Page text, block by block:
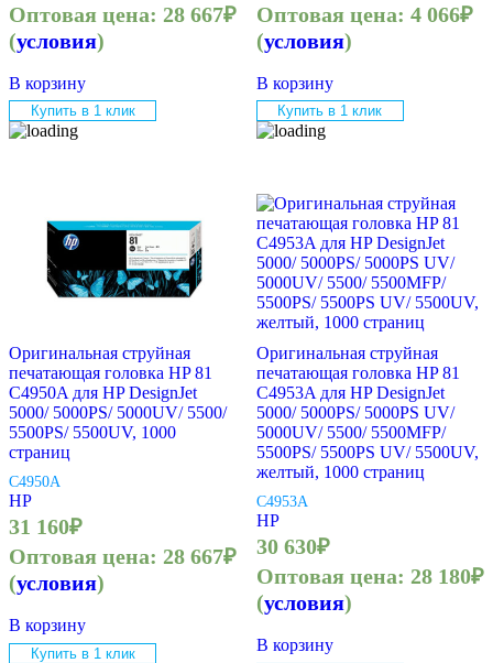
Оптовая цена: 28 667₽
(условия)
В корзину
Купить в 1 клик
Оптовая цена: 4 066₽
(условия)
В корзину
Купить в 1 клик
Оригинальная струйная
печатающая головка HP 81
C4950A для HP DesignJet
5000/ 5000PS/ 5000UV/ 5500/
5500PS/ 5500UV, 1000
страниц
C4950A
HP
31 160₽
Оптовая цена: 28 667₽
(условия)
В корзину
Купить в 1 клик
Оригинальная струйная
печатающая головка HP 81
C4953A для HP DesignJet
5000/ 5000PS/ 5000PS UV/
5000UV/ 5500/ 5500MFP/
5500PS/ 5500PS UV/ 5500UV,
желтый, 1000 страниц
C4953A
HP
30 630₽
Оптовая цена: 28 180₽
(условия)
В корзину